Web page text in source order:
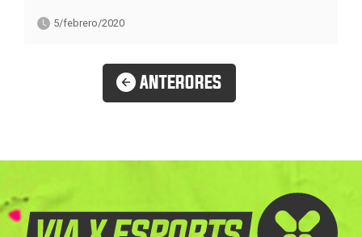
5/febrero/2020
ANTERORES